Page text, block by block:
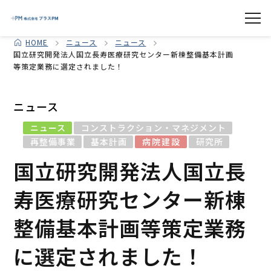
HOME ニュース
ニュース
国立研究開発法人国立長寿医療研究センター新棟整備基本計画
等策定業務に選定されました！
ニュース
ニュース
コンストラクション・マネジメント
再整備事業
基本計画 病院建設 研究所
国立研究開発法人国立長
寿医療研究センター新棟
整備基本計画等策定業務
に選定されました！